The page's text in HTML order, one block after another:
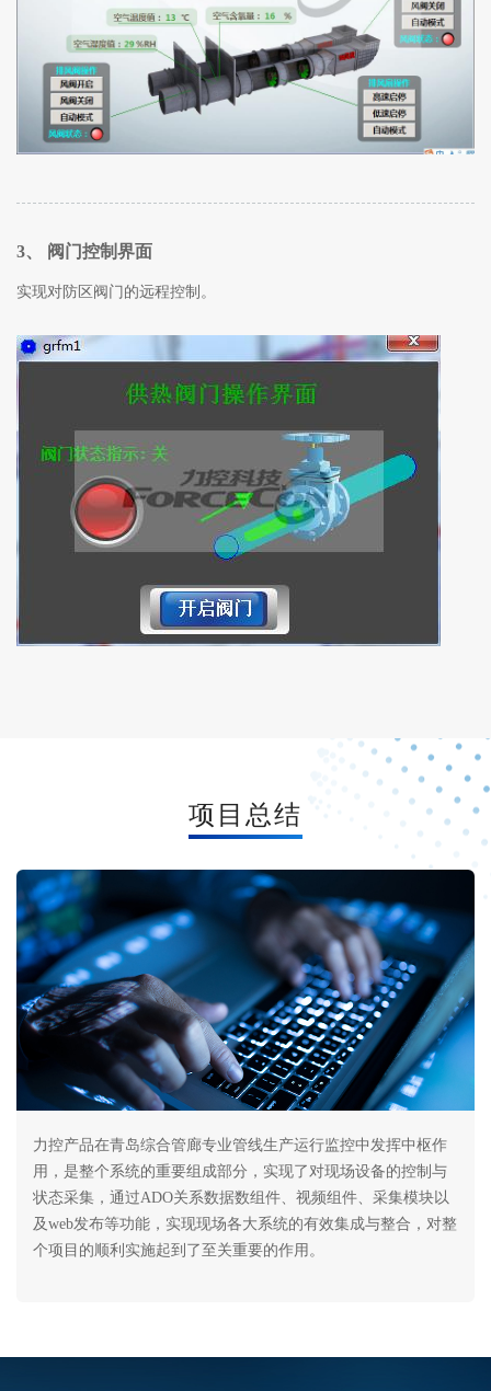
3、 阀门控制界面
实现对防区阀门的远程控制。
项目总结
力控产品在青岛综合管廊专业管线生产运行监控中发挥中枢作
用，是整个系统的重要组成部分，实现了对现场设备的控制与
状态采集，通过ADO关系数据数组件、视频组件、采集模块以
及web发布等功能，实现现场各大系统的有效集成与整合，对整
个项目的顺利实施起到了至关重要的作用。